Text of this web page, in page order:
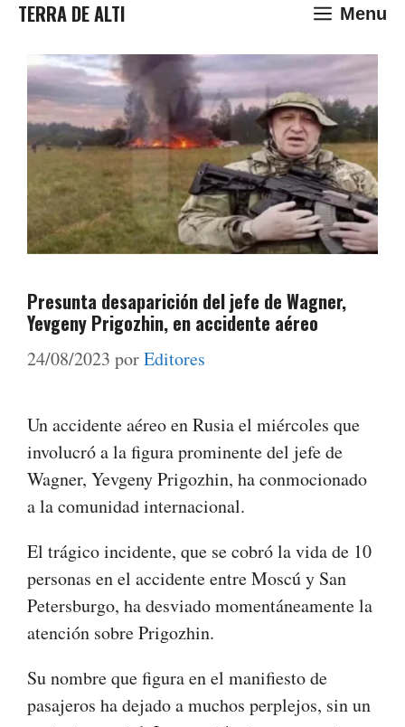
Saltar
contenido
TERRA DE ALTI Menu
Presunta desaparición del jefe de Wagner,
Yevgeny Prigozhin, en accidente aéreo
24/08/2023 porEditores
Un accidente aéreo en Rusia el miércoles que
involucró a la figura prominente del jefe de
Wagner, Yevgeny Prigozhin, ha conmocionado
a la comunidad internacional.
El trágico incidente, que se cobró la vida de 10
personas en el accidente entre Moscú y San
Petersburgo, ha desviado momentáneamente la
atención sobre Prigozhin.
Su nombre que figura en el manifiesto de
pasajeros ha dejado a muchos perplejos, sin un